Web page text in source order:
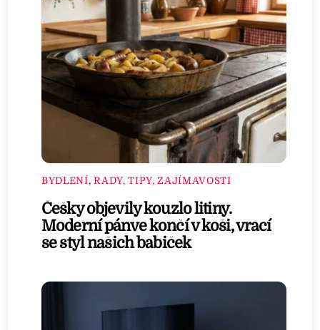
BYDLENÍ,RADY, TIPY, ZAJÍMAVOSTI
Češky objevily kouzlo litiny.
Moderní pánve končí v koši, vrací
se styl našich babiček